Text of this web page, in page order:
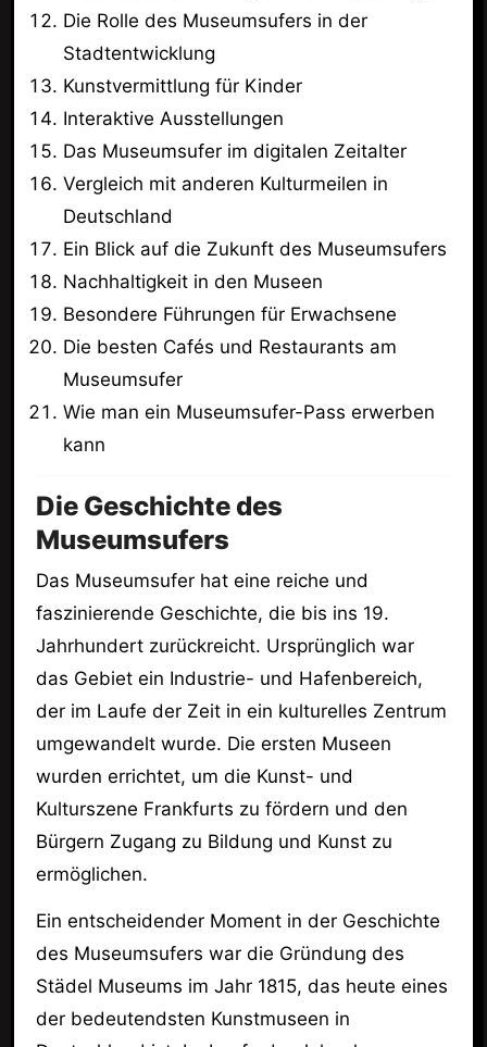
Die Rolle des Museumsufers in der
Stadtentwicklung
Kunstvermittlung für Kinder
Interaktive Ausstellungen
Das Museumsufer im digitalen Zeitalter
Vergleich mit anderen Kulturmeilen in
Deutschland
Ein Blick auf die Zukunft des Museumsufers
Nachhaltigkeit in den Museen
Besondere Führungen für Erwachsene
Die besten Cafés und Restaurants am
Museumsufer
Wie man ein Museumsufer-Pass erwerben
kann
Die Geschichte des
Museumsufers
Das Museumsufer hat eine reiche und
faszinierende Geschichte, die bis ins 19.
Jahrhundert zurückreicht. Ursprünglich war
das Gebiet ein Industrie- und Hafenbereich,
der im Laufe der Zeit in ein kulturelles Zentrum
umgewandelt wurde. Die ersten Museen
wurden errichtet, um die Kunst- und
Kulturszene Frankfurts zu fördern und den
Bürgern Zugang zu Bildung und Kunst zu
ermöglichen.
Ein entscheidender Moment in der Geschichte
des Museumsufers war die Gründung des
Städel Museums im Jahr 1815, das heute eines
der bedeutendsten Kunstmuseen in